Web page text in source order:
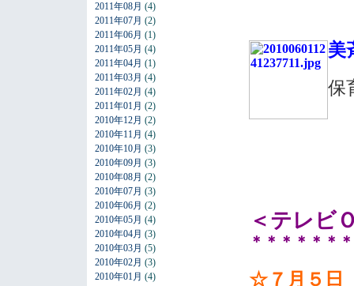
2011年08月 (4)
2011年07月 (2)
2011年06月 (1)
2011年05月 (4)
2011年04月 (1)
2011年03月 (4)
2011年02月 (4)
2011年01月 (2)
2010年12月 (2)
2010年11月 (4)
2010年10月 (3)
2010年09月 (3)
2010年08月 (2)
2010年07月 (3)
2010年06月 (2)
2010年05月 (4)
2010年04月 (3)
2010年03月 (5)
2010年02月 (3)
2010年01月 (4)
美
保
＜テレビ
＊＊＊＊＊＊
☆７月５日